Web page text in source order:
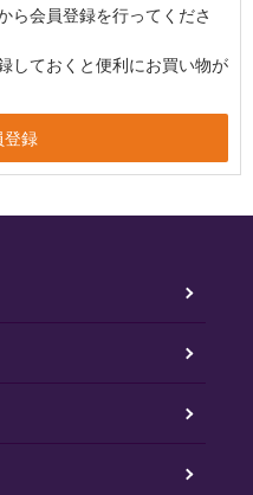
ら会員登録を行ってくださ
しておくと便利にお買い物が